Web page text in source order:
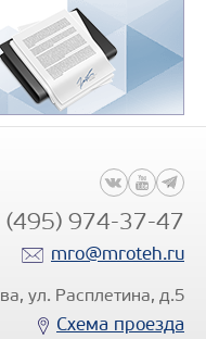
(495) 974-37-47
mro@mroteh.ru
ул. Расплетина, д.5
Схема проезда